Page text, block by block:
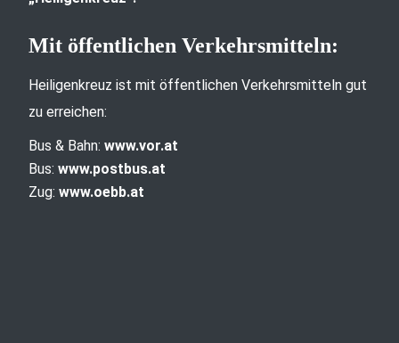
Mit öffentlichen Verkehrsmitteln:
Heiligenkreuz ist mit öffentlichen Verkehrsmitteln gut
zu erreichen:
Bus & Bahn: www.vor.at
Bus: www.postbus.at
Zug: www.oebb.at